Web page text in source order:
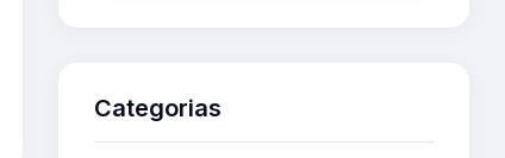
Categorias